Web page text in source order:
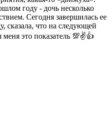
году - дочь несколько
Сегодня завершилась ее
сказала, что на следующей
меня это показатель 💯✌️👍